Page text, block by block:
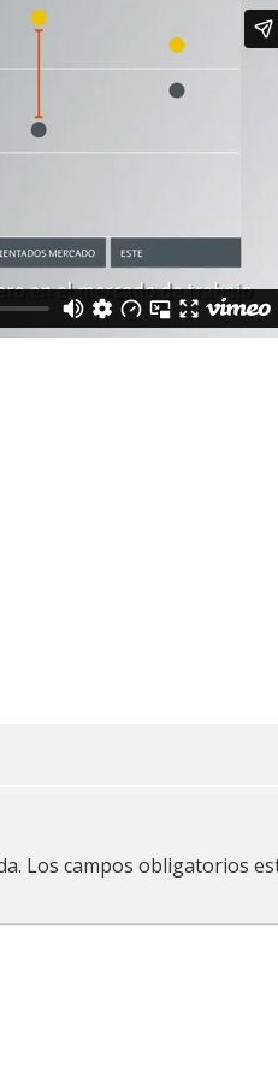
Los campos obligatorios